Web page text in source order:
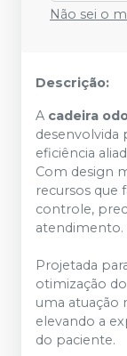
Não sei o
Descrição:
A cadeira
desenvolvida
eficiência
Com design
recursos que
controle,
atendimento.
Projetada
otimização
uma atuação
elevando a
do paciente.